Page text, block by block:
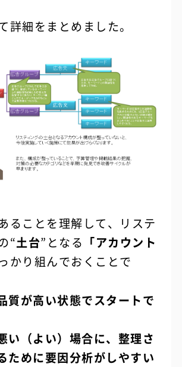
詳細をまとめました。
ることを理解して、リステ
“土台”となる 「アカウント
かり組んでおくことで
質が高い状態でスタートで
い（よい）場合に、整理さ
ために要因分析がしやすい